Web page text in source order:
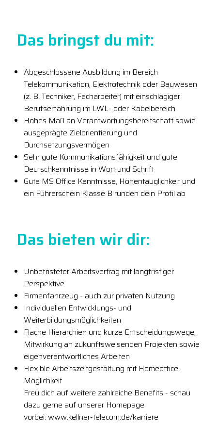
Das bringst du mit:
Abgeschlossene Ausbildung im Bereich
Telekommunikation, Elektrotechnik oder Bauwesen
(z. B. Techniker, Facharbeiter) mit einschlägiger
Berufserfahrung im LWL- oder Kabelbereich
Hohes Maß an Verantwortungsbereitschaft sowie
ausgeprägte Zielorientierung und
Durchsetzungsvermögen
Sehr gute Kommunikationsfähigkeit und gute
Deutschkenntnisse in Wort und Schrift
Gute MS Office Kenntnisse, Höhentauglichkeit und
ein Führerschein Klasse B runden dein Profil ab
Das bieten wir dir:
Unbefristeter Arbeitsvertrag mit langfristiger
Perspektive
Firmenfahrzeug - auch zur privaten Nutzung
Individuellen Entwicklungs- und
Weiterbildungsmöglichkeiten
Flache Hierarchien und kurze Entscheidungswege,
Mitwirkung an zukunftsweisenden Projekten sowie
eigenverantwortliches Arbeiten
Flexible Arbeitszeitgestaltung mit Homeoffice-
Möglichkeit
Freu dich auf weitere zahlreiche Benefits - schau
dazu gerne auf unserer Homepage
vorbei: www.kellner-telecom.de/karriere